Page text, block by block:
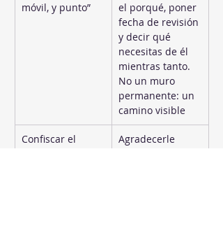
móvil, y punto”
el porqué, poner
fecha de revisión
y decir qué
necesitas de él
mientras tanto.
No un muro
permanente: un
camino visible
Confiscar el
Agradecerle